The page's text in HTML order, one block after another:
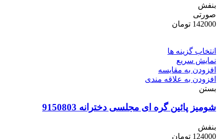
بنفش
صورتی
142000 تومان
انتخاب گزینه ها
نمایش سریع
افزودن به مقایسه
افزودن به علاقه مندی
بستن
شومیز پائین گره ای مجلسی دخترانه 9150803
بنفش
124000 تومان